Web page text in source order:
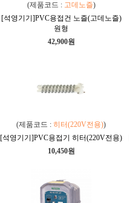
(제품코드 : 고데노즐)
[석영기기]PVC용접건 노즐(고데노즐)
원형
42,900원
(제품코드 : 히터(220V전용))
[석영기기]PVC용접기 히터(220V전용)
10,450원